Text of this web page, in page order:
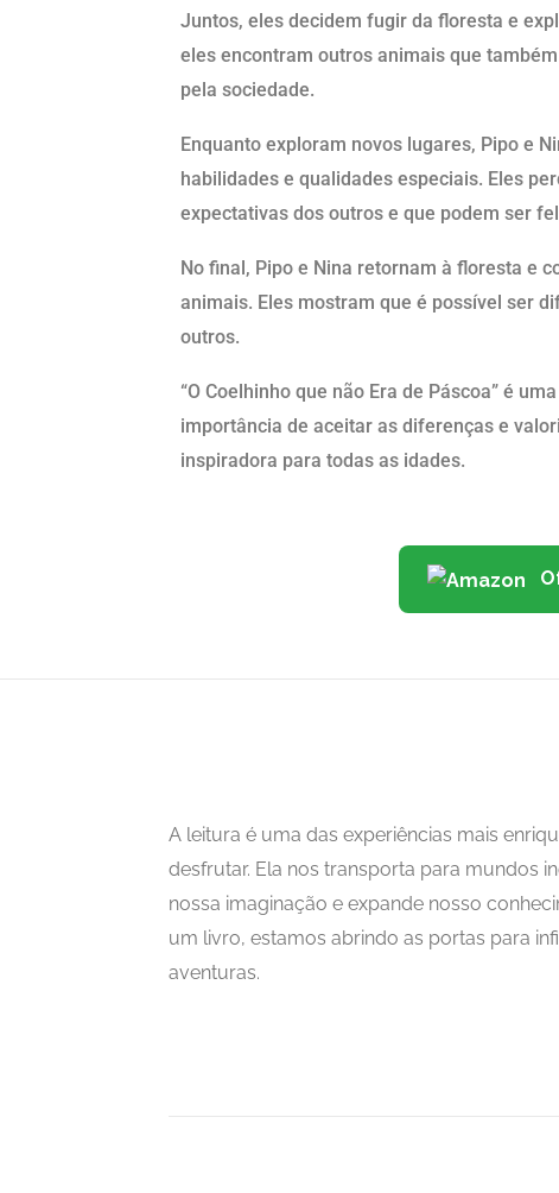
Juntos, eles decidem fugir da floresta e
eles encontram outros animais que
pela sociedade.
Enquanto exploram novos lugares, Pipo e
habilidades e qualidades especiais. Eles
expectativas dos outros e que podem ser
No final, Pipo e Nina retornam à floresta e
animais. Eles mostram que é possível ser
outros.
“O Coelhinho que não Era de Páscoa” é
importância de aceitar as diferenças e
inspiradora para todas as idades.
A leitura é uma das experiências mais
desfrutar. Ela nos transporta para mundos
nossa imaginação e expande nosso
um livro, estamos abrindo as portas para
aventuras.